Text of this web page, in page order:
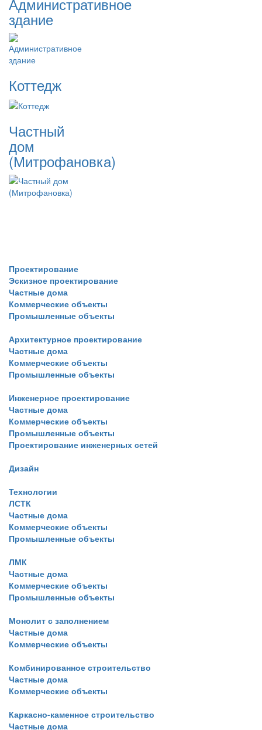
здание
Коттедж
Частный
дом
(Митрофановка)
Проектирование
Эскизное проектирование
Частные дома
Коммерческие объекты
Промышленные объекты
Архитектурное проектирование
Частные дома
Коммерческие объекты
Промышленные объекты
Инженерное проектирование
Частные дома
Коммерческие объекты
Промышленные объекты
Проектирование инженерных сетей
Дизайн
Технологии
ЛСТК
Частные дома
Коммерческие объекты
Промышленные объекты
ЛМК
Частные дома
Коммерческие объекты
Промышленные объекты
Монолит с заполнением
Частные дома
Коммерческие объекты
Комбинированное строительство
Частные дома
Коммерческие объекты
Каркасно-каменное строительство
Частные дома